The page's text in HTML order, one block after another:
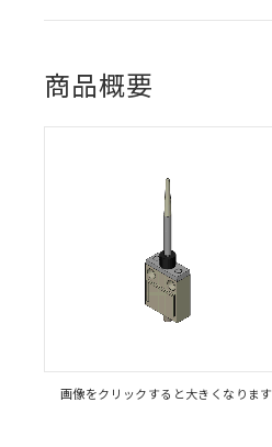
商品概要
画像をクリックすると大きくなります